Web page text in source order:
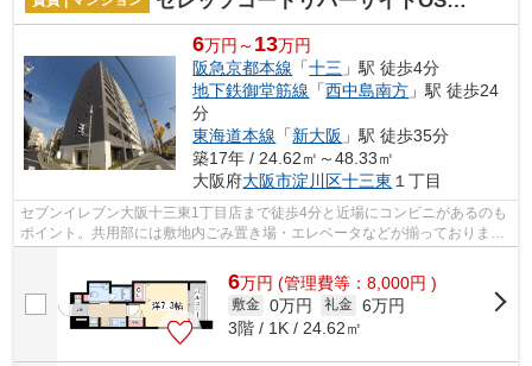
6万円～ 13万円
阪急京都本線 「十三 」駅 徒歩4分
地下鉄御堂筋線 「西中島南方 」駅 徒歩24
分
東海道本線 「新大阪 」駅 徒歩35分
築17年 / 24.62㎡～48.33㎡
大阪府大阪市淀川区十三東 １丁目
セブンイレブン大阪十三東1丁目店まで徒歩4分と近場にコンビニがあるのも
ポイント。共用部には敷地内ごみ置き場・エレベータなどが揃っておりま
6万円 (管理費等：8,000円 )
敷金 0万円 礼金 6万円
3階 / 1K / 24.62㎡